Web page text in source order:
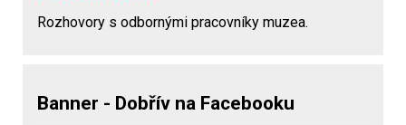
Rozhovory s odbornými pracovníky muzea.
Banner - Dobřív na Facebooku